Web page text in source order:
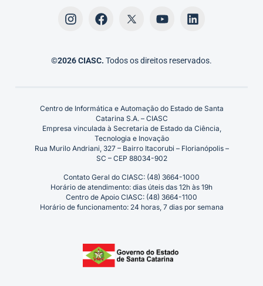
©2026 CIASC. Todos os direitos reservados.
Centro de Informática e Automação do Estado de Santa
Catarina S.A. – CIASC
Empresa vinculada à Secretaria de Estado da Ciência,
Tecnologia e Inovação
Rua Murilo Andriani, 327 – Bairro Itacorubi – Florianópolis –
SC – CEP 88034-902
Contato Geral do CIASC: (48) 3664-1000
Horário de atendimento: dias úteis das 12h às 19h
Centro de Apoio CIASC: (48) 3664-1100
Horário de funcionamento: 24 horas, 7 dias por semana